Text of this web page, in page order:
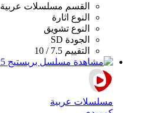
القسم مسلسلات عربية
النوع اثارة
النوع تشويق
الجودة SD
التقييم 7.5 / 10
مسلسلات عربية